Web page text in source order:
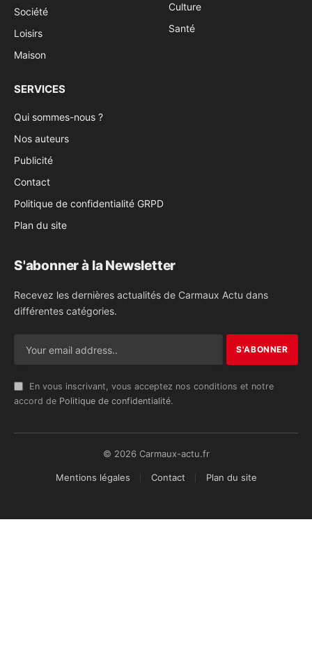
Société
Loisirs
Maison
Culture
Santé
SERVICES
Qui sommes-nous ?
Nos auteurs
Publicité
Contact
Politique de confidentialité GRPD
Plan du site
S'abonner à la Newsletter
Recevez les dernières actualités de Carmaux Actu dans
différentes catégories.
En vous inscrivant, vous acceptez nos conditions et notre
accord de Politique de confidentialité.
© 2026 Carmaux-actu.fr
Mentions légales Contact Plan du site